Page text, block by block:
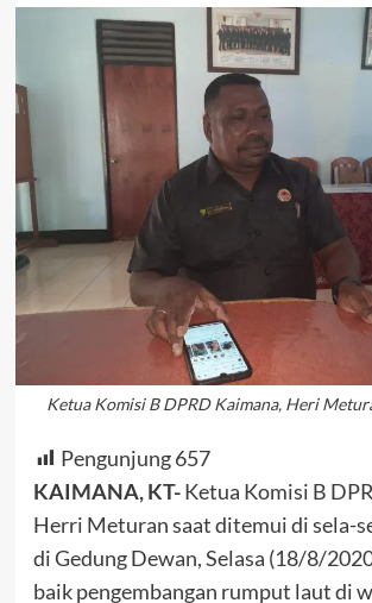
Ketua Komisi B DPRD Kaimana, Heri
Pengunjung 657
KAIMANA, KT-Ketua Komisi B
Herri Meturan saat ditemui di sela-
di Gedung Dewan, Selasa (18/8/
baik pengembangan rumput laut di